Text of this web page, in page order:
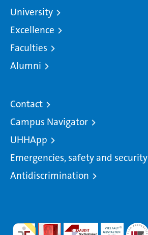
University
Excellence
Faculties
Alumni
Contact
Campus Navigator
UHHApp
Emergencies, safety and security
Antidiscrimination